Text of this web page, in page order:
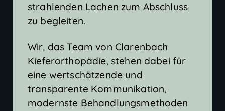
strahlenden Lachen zum Abschluss
zu begleiten.
Wir, das Team von Clarenbach
Kieferorthopädie, stehen dabei für
eine wertschätzende und
transparente Kommunikation,
modernste Behandlungsmethoden